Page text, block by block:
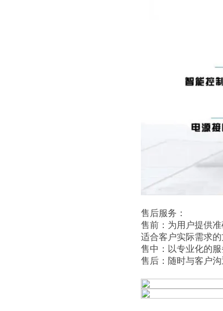
售后服务：
售前：为用户提供
适合客户实际需求
售中：以专业化的
售后：随时与客户